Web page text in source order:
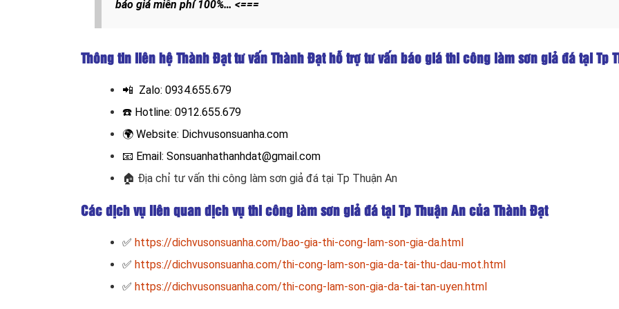
báo giá miễn phí 100%… <===
Thông tin liên hệ Thành Đạt tư vấn Thành Đạt hỗ trợ tư vấn báo giá thi công làm sơn giả đá tại Tp
📲 Zalo: 0934.655.679
☎️ Hotline: 0912.655.679
🌍 Website: Dichvusonsuanha.com
📧 Email: Sonsuanhathanhdat@gmail.com
🏠 Địa chỉ tư vấn thi công làm sơn giả đá tại Tp Thuận An
Các dịch vụ liên quan dịch vụ thi công làm sơn giả đá tại Tp Thuận An của Thành Đạt
✅ https://dichvusonsuanha.com/bao-gia-thi-cong-lam-son-gia-da.html
✅ https://dichvusonsuanha.com/thi-cong-lam-son-gia-da-tai-thu-dau-mot.html
✅ https://dichvusonsuanha.com/thi-cong-lam-son-gia-da-tai-tan-uyen.html